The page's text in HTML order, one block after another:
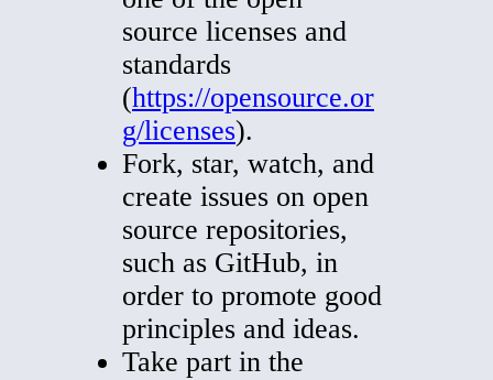
source licenses and
standards
(https://opensource.or
g/licenses).
Fork, star, watch, and
create issues on open
source repositories,
such as GitHub, in
order to promote good
principles and ideas.
Take part in the